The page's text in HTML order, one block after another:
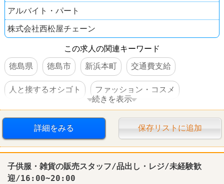
アルバイト・パート
株式会社西松屋チェーン
この求人の関連キーワード
徳島県
徳島市 新浜本町 交通費支給
人と接するオシゴト ファッション・コスメ
西松屋
続きを表示
詳細をみる 保存リストに追加
子供服・雑貨の販売スタッフ/品出し・レジ/未経験歓
迎/16:00~20:00